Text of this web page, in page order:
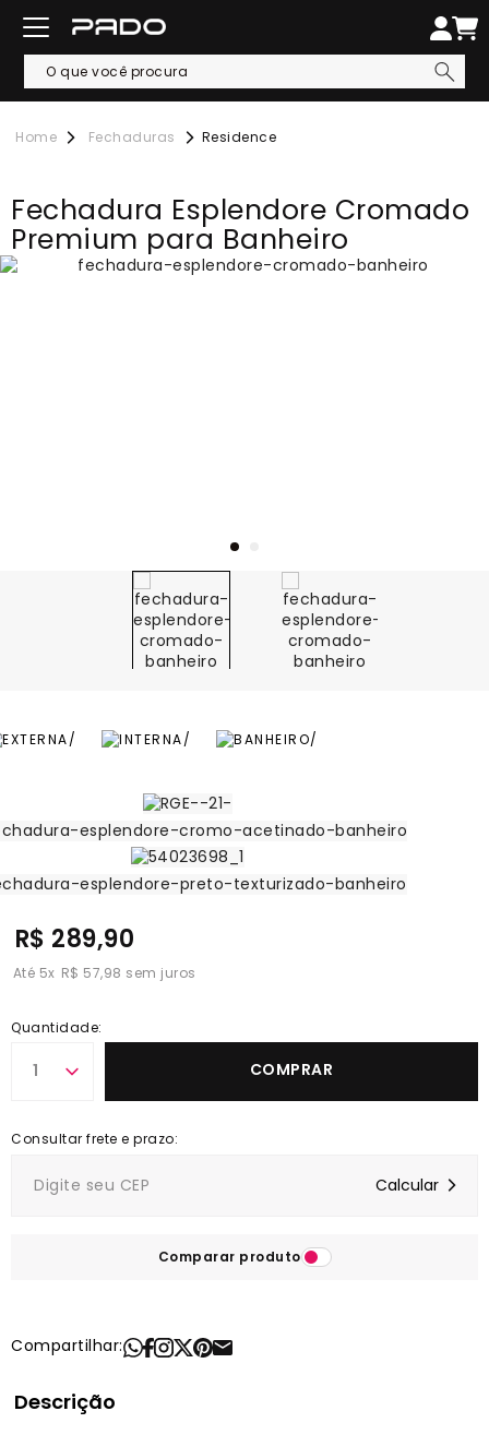
Fechaduras Residence
Fechadura Esplendore Cromado
Premium para Banheiro
R$ 289,90
5x R$ 57,98
Quantidade:
1 COMPRAR
Comparar produto
Compartilhar:
Descrição